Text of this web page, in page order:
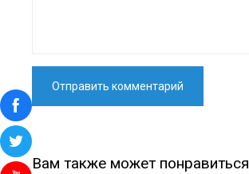
Вам также может понравиться